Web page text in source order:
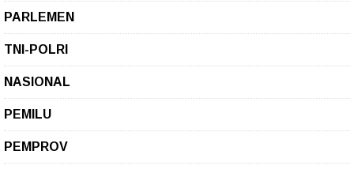
PARLEMEN
TNI-POLRI
NASIONAL
PEMILU
PEMPROV